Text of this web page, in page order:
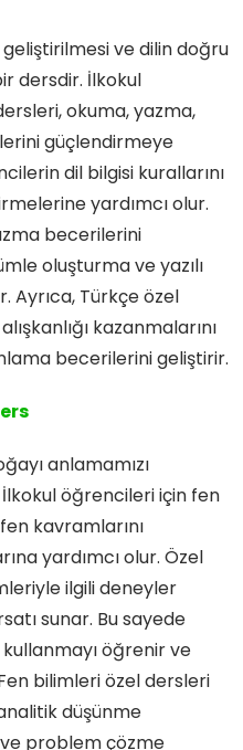
ve dilin doğru
dersdir. İlkokul
okuma, yazma,
güçlendirmeye
dil bilgisi kurallarını
yardımcı olur.
becerilerini
oluşturma ve yazılı
Ayrıca, Türkçe özel
kazanmalarını
becerilerini geliştirir.
anlamamızı
öğrencileri için fen
kavramlarını
yardımcı olur. Özel
ilgili deneyler
sunar. Bu sayede
öğrenir ve
bilimleri özel dersleri
düşünme
problem çözme